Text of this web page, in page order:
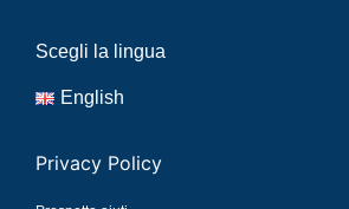
Scegli la lingua
English
Privacy Policy